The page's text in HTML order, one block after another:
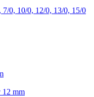
7/0, 10/0, 12/0, 13/0, 15/0
12 mm